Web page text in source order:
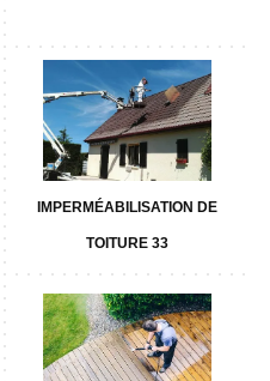
IMPERMÉABILISATION DE
TOITURE 33